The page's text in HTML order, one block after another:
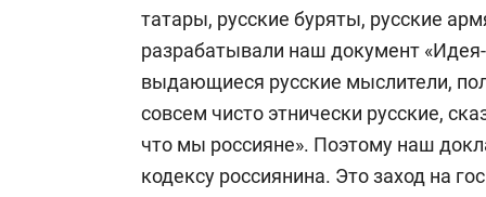
татары, русские буряты, русские
разрабатывали наш документ
выдающиеся русские мыслители,
совсем чисто этнически русские,
что мы россияне». Поэтому наш
кодексу россиянина. Это заход на